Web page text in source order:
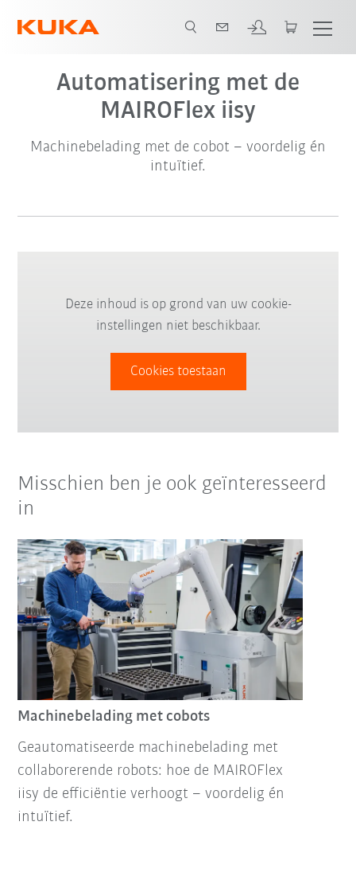
Automatisering met de
MAIROFlex iisy
Machinebelading met de cobot – voordelig én
intuïtief.
Deze inhoud is op grond van uw cookie-
instellingen niet beschikbaar.
Cookies toestaan
Misschien ben je ook geïnteresseerd
in
Machinebelading met cobots
Geautomatiseerde machinebelading met
collaborerende robots: hoe de MAIROFlex
iisy de efficiëntie verhoogt – voordelig én
intuïtief.